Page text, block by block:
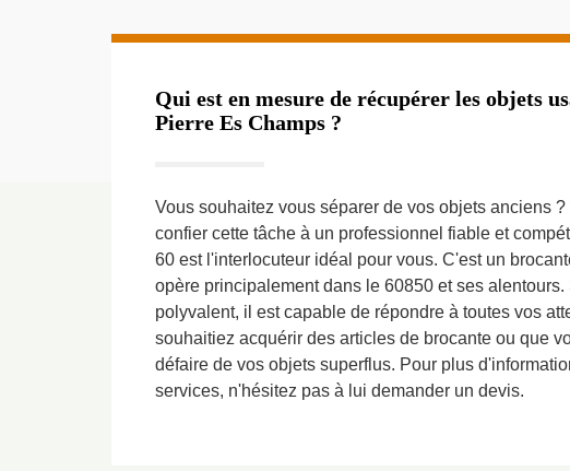
Qui est en mesure de récupérer les objets
Pierre Es Champs ?
Vous souhaitez vous séparer de vos objets anciens ?
confier cette tâche à un professionnel fiable et
60 est l'interlocuteur idéal pour vous. C'est un
opère principalement dans le 60850 et ses alentours.
polyvalent, il est capable de répondre à toutes vos
souhaitiez acquérir des articles de brocante ou que
défaire de vos objets superflus. Pour plus
services, n'hésitez pas à lui demander un devis.